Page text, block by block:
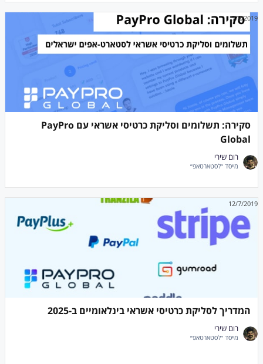
סקירה: תשלומים וסליקת כרטיסי אשראי עם PayPro
Global
רום שירי
מייסד ״לסטארטאפ״
7/8/2019
המדריך לסליקת כרטיסי אשראי בינלאומיים ב-2025
רום שירי
מייסד ״לסטארטאפ״
12/7/2019